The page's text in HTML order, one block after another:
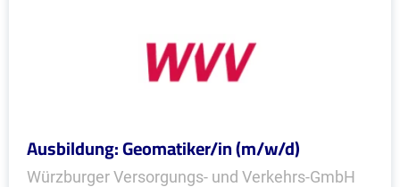
Ausbildung: Geomatiker/in (m/w/d)
Würzburger Versorgungs- und Verkehrs-GmbH